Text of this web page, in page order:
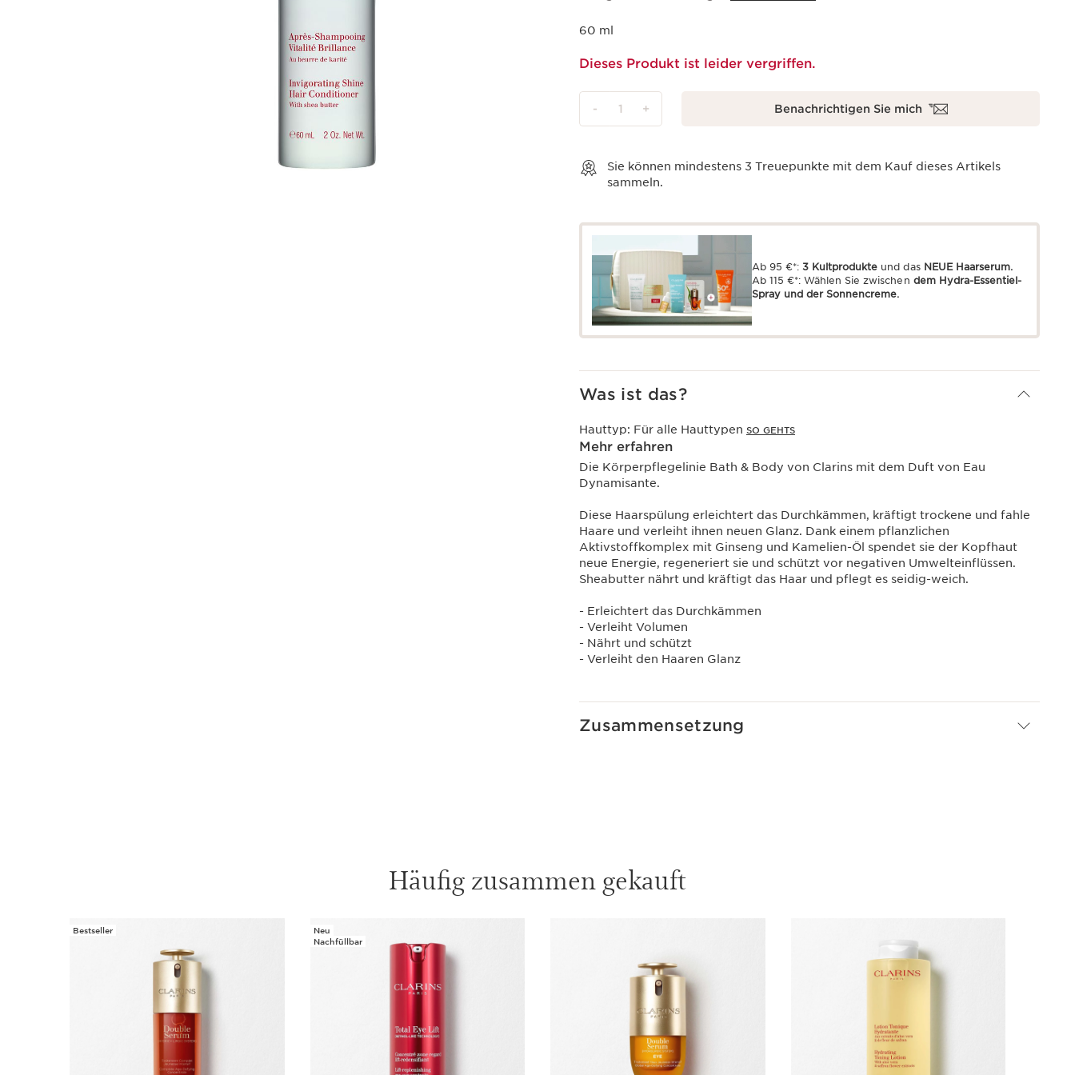
60 ml
Dieses Produkt ist leider vergriffen.
- 1 + Benachrichtigen Sie mich
Sie können mindestens 3 Treuepunkte mit dem Kauf dieses Artikels
sammeln.
Ab 95 €*:3 Kultprodukte und das NEUE Haarserum.
Ab 115 €*: Wählen Sie zwischen dem Hydra-Essentiel-
Spray und der Sonnencreme.
Was ist das?
Hauttyp: Für alle Hauttypen SO GEHTS
Mehr erfahren
Die Körperpflegelinie Bath & Body von Clarins mit dem Duft von Eau
Dynamisante.
Diese Haarspülung erleichtert das Durchkämmen, kräftigt trockene und fahle
Haare und verleiht ihnen neuen Glanz. Dank einem pflanzlichen
Aktivstoffkomplex mit Ginseng und Kamelien-Öl spendet sie der Kopfhaut
neue Energie, regeneriert sie und schützt vor negativen Umwelteinflüssen.
Sheabutter nährt und kräftigt das Haar und pflegt es seidig-weich.
- Erleichtert das Durchkämmen
- Verleiht Volumen
- Nährt und schützt
- Verleiht den Haaren Glanz
Zusammensetzung
Häufig zusammen gekauft
WEITER ZUM INHALT
Bestseller
Neu
Nachfüllbar